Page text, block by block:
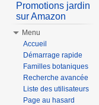
Promotions jardin
sur Amazon
Menu
Accueil
Démarrage rapide
Familles botaniques
Recherche avancée
Liste des utilisateurs
Page au hasard